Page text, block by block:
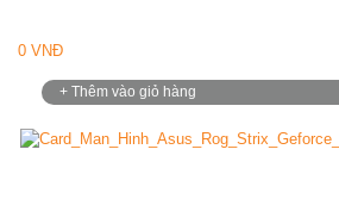
0 VNĐ
+ Thêm vào giỏ hàng